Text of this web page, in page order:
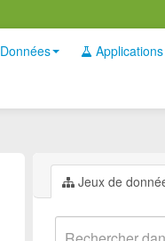
Données Applications
Jeux de